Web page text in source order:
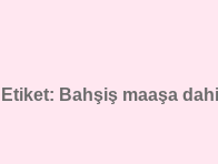
Etiket: Bahşiş maaşa